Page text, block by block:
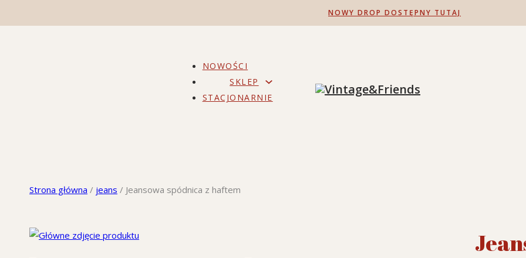
NOWY DROP DOSTĘPNY TUTAJ
NOWOŚCI
SKLEP
STACJONARNIE
Strona główna / jeans / Jeansowa spódnica z haftem